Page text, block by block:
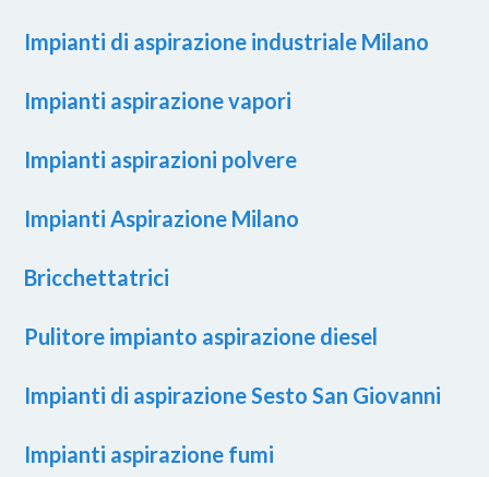
Impianti di aspirazione industriale Milano
Impianti aspirazione vapori
Impianti aspirazioni polvere
Impianti Aspirazione Milano
Bricchettatrici
Pulitore impianto aspirazione diesel
Impianti di aspirazione Sesto San Giovanni
Impianti aspirazione fumi